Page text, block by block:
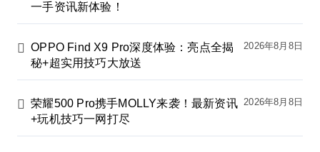
一手资讯新体验！
OPPO Find X9 Pro深度体验：亮点全揭
秘+超实用技巧大放送
2026年8月8日
荣耀500 Pro携手MOLLY来袭！最新资讯
+玩机技巧一网打尽
2026年8月8日